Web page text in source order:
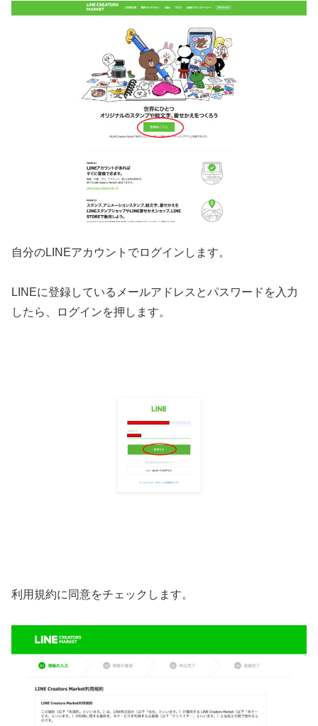
自分のLINEアカウントでログインします。
LINEに登録しているメールアドレスとパスワードを入力
したら、ログインを押します。
利用規約に同意をチェックします。